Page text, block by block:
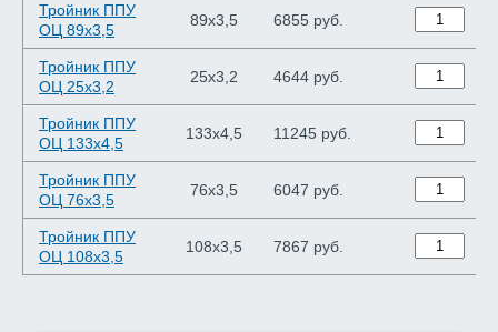
Тройник ППУ
ОЦ 89х3,5
89х3,5 6855 руб.
Тройник ППУ
ОЦ 25х3,2
25х3,2 4644 руб.
Тройник ППУ
ОЦ 133х4,5
133х4,5 11245 руб.
Тройник ППУ
ОЦ 76х3,5
76х3,5 6047 руб.
Тройник ППУ
ОЦ 108х3,5
108х3,5 7867 руб.